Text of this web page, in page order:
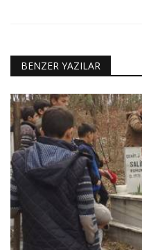
BENZER YAZILAR